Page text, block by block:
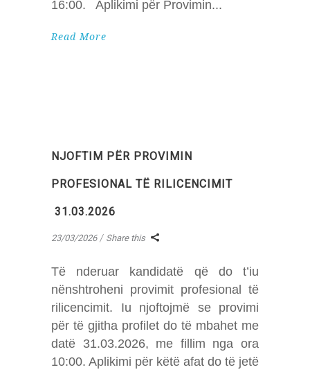
16:00. Aplikimi për Provimin
Read More
NJOFTIM PËR PROVIMIN
PROFESIONAL TË RILICENCIMIT
31.03.2026
23/03/2026 Share this
Të nderuar kandidatë që do t’iu
nënshtroheni provimit profesional të
rilicencimit. Iu njoftojmë se provimi
për të gjitha profilet do të mbahet me
datë 31.03.2026, me fillim nga ora
10:00. Aplikimi për këtë afat do të jetë